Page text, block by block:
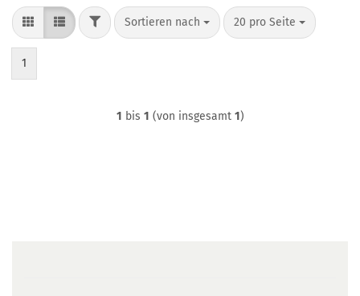
FILTERSortieren nach
Sortieren nach 20 pro Seite
pro Seite
1
1 bis 1 (von insgesamt 1)